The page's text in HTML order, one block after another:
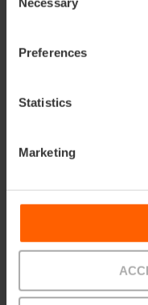
Selection
Preferences
Statistics
Marketing
Valencia
y Entrada